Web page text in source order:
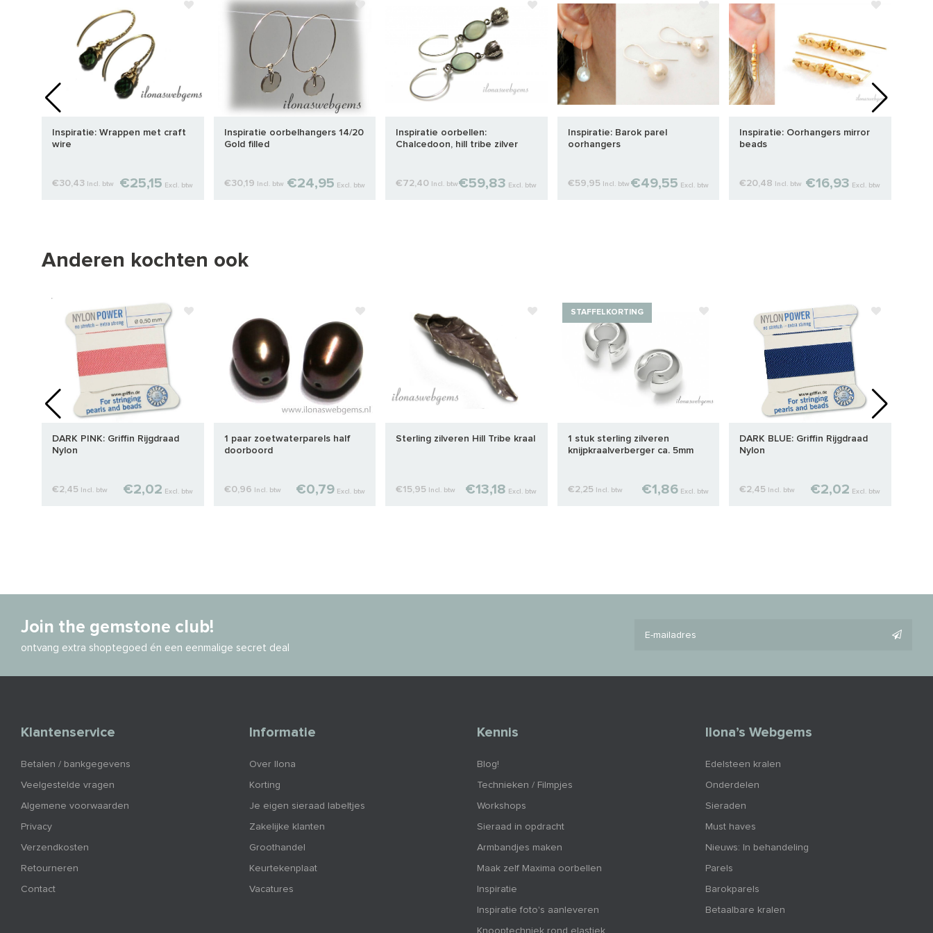
Inspiratie: Wrappen met craft
wire
€30,43 Incl. btw €25,15 Excl. btw
Inspiratie oorbelhangers 14/20
Gold filled
€30,19 Incl. btw €24,95 Excl. btw
Inspiratie oorbellen:
Chalcedoon, hill tribe zilver
€72,40 Incl. btw €59,83 Excl. btw
Inspiratie: Barok parel
oorhangers
€59,95 Incl. btw €49,55 Excl. btw
Inspiratie: Oorhangers mirror
beads
€20,48 Incl. btw €16,93 Excl. btw
Anderen kochten ook
DARK PINK: Griffin Rijgdraad
Nylon
€2,45 Incl. btw €2,02 Excl. btw
1 paar zoetwaterparels half
doorboord
€0,96 Incl. btw €0,79 Excl. btw
Sterling zilveren Hill Tribe kraal
€15,95 Incl. btw €13,18 Excl. btw
STAFFELKORTING
1 stuk sterling zilveren
knijpkraalverberger ca. 5mm
€2,25 Incl. btw €1,86 Excl. btw
DARK BLUE: Griffin Rijgdraad
Nylon
€2,45 Incl. btw €2,02 Excl. btw
Join the gemstone club!
ontvang extra shoptegoed én een eenmalige secret deal
Klantenservice
Betalen / bankgegevens
Veelgestelde vragen
Algemene voorwaarden
Privacy
Verzendkosten
Retourneren
Contact
Informatie
Over Ilona
Korting
Je eigen sieraad labeltjes
Zakelijke klanten
Groothandel
Keurtekenplaat
Vacatures
Kennis
Blog!
Technieken / Filmpjes
Workshops
Sieraad in opdracht
Armbandjes maken
Maak zelf Maxima oorbellen
Inspiratie
Inspiratie foto's aanleveren
Ilona’s Webgems
Edelsteen kralen
Onderdelen
Sieraden
Must haves
Nieuws: In behandeling
Parels
Barokparels
Betaalbare kralen